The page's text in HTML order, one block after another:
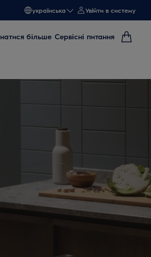
українська Увійти в систему
більше Сервісні питання